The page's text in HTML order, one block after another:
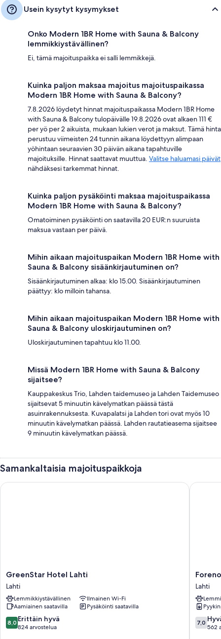
Usein kysytyt kysymykset
Onko Modern 1BR Home with Sauna & Balcony
lemmikkiystävällinen?
Ei, tämä majoituspaikka ei salli lemmikkejä.
Kuinka paljon maksaa majoitus majoituspaikassa
Modern 1BR Home with Sauna & Balcony?
7.8.2026 löydetyt hinnat majoituspaikassa Modern 1BR Home
with Sauna & Balcony tulopäivälle 19.8.2026 ovat alkaen 111 €
per yö per 2 aikuista, mukaan lukien verot ja maksut. Tämä hinta
perustuu viimeisten 24 tunnin aikana löydettyyn alimpaan
yöhintaan seuraavien 30 päivän aikana tapahtuville
majoituksille. Hinnat saattavat muuttua. Valitse haluamasi päivät
nähdäksesi tarkemmat hinnat.
Kuinka paljon pysäköinti maksaa majoituspaikassa
Modern 1BR Home with Sauna & Balcony?
Omatoiminen pysäköinti on saatavilla 20 EUR:n suuruista
maksua vastaan per päivä.
Mihin aikaan majoituspaikan Modern 1BR Home with
Sauna & Balcony sisäänkirjautuminen on?
Sisäänkirjautuminen alkaa: klo 15.00. Sisäänkirjautuminen
päättyy: klo milloin tahansa.
Mihin aikaan majoituspaikan Modern 1BR Home with
Sauna & Balcony uloskirjautuminen on?
Uloskirjautuminen tapahtuu klo 11.00.
Missä Modern 1BR Home with Sauna & Balcony
sijaitsee?
Kauppakeskus Trio, Lahden taidemuseo ja Lahden Taidemuseo
sijaitsevat 5 minuutin kävelymatkan päässä tästä
asuinrakennuksesta. Kuvapalatsi ja Lahden tori ovat myös 10
minuutin kävelymatkan päässä. Lahden rautatieasema sijaitsee
9 minuutin kävelymatkan päässä.
Samankaltaisia majoituspaikkoja
GreenStar
Hotel
Lahti
Lahti
GreenStar Hotel Lahti
Lahti
Lemmikkiystävällinen
Ilmainen Wi-Fi
Aamiainen saatavilla
Pysäköinti saatavilla
8.0
kautta
8,0 Erittäin hyvä
824 arvostelua
GreenStar Hotel Lahti
Lahti
Lahti
Lahti
7.0
kautta
7,0
562